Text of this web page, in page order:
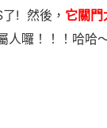
! 然後， 它關門
人囉！！！哈哈